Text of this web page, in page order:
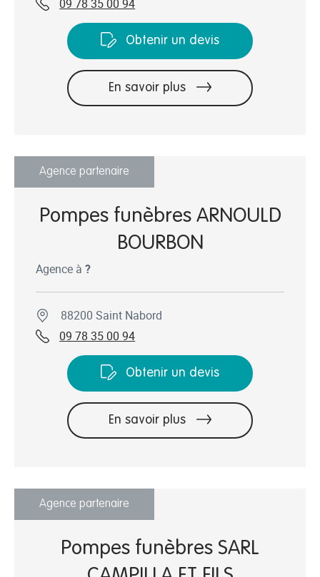
09 78 35 00 94
Obtenir un devis
En savoir plus
Agence partenaire
Pompes funèbres ARNOULD
BOURBON
Agence à ?
88200 Saint Nabord
09 78 35 00 94
Obtenir un devis
En savoir plus
Agence partenaire
Pompes funèbres SARL